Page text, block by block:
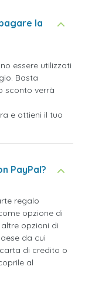
la
essere utilizzati
Basta
sconto verrà
e ottieni il tuo
PayPal?
regalo
opzione di
opzioni di
da cui
di credito o
al